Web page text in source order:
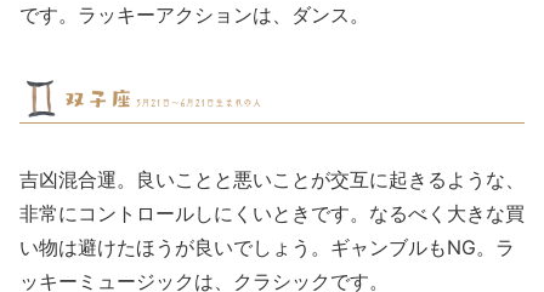
です。ラッキーアクションは、ダンス。
吉凶混合運。良いことと悪いことが交互に起きるような、
非常にコントロールしにくいときです。なるべく大きな買
い物は避けたほうが良いでしょう。ギャンブルもNG。ラ
ッキーミュージックは、クラシックです。